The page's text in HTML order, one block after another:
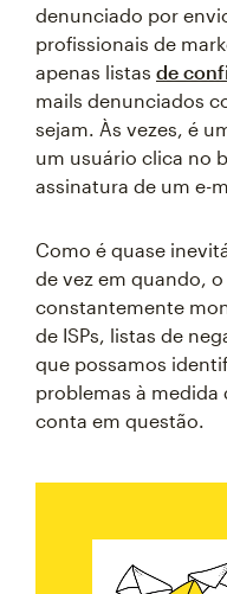
denunciado por
profissionais de
apenas listas de
mails denunciados
sejam. Às vezes, é
um usuário clica no
assinatura de um e-
Como é quase
de vez em quando,
constantemente
de ISPs, listas de
que possamos
problemas à medida
conta em questão.